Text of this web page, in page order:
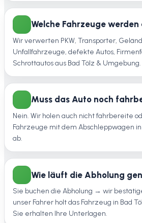
Welche Fahrzeuge
Wir verwerten PKW, Transporter,
Unfallfahrzeuge, defekte Autos,
Schrottautos aus Bad Tölz & Umgebung.
Muss das Auto noch
Nein. Wir holen auch nicht fahrbereite
Fahrzeuge mit dem Abschleppwagen
ab.
Wie läuft die Abholung
Sie buchen die Abholung → wir
unser Fahrer holt das Fahrzeug in Bad
Sie erhalten Ihre Unterlagen.